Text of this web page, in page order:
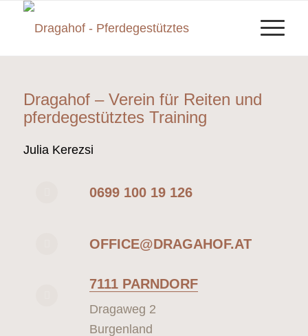
Dragahof – Verein für Reiten und
pferdegestütztes Training
Julia Kerezsi
0699 100 19 126
OFFICE@DRAGAHOF.AT
7111 PARNDORF
Dragaweg 2
Burgenland